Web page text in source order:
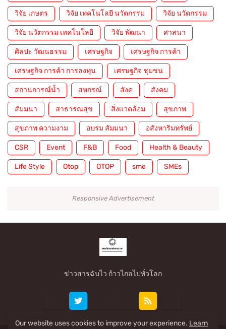
วิจัย เกษตร วิจัย เทคโนโลยี นวัตกรรม วิจัย นวัตกรรม
วิจัย นวัตกรรม เทคโนโลยี วิจัย พัฒนา ศาสนา
ศิลปะ วัฒนธรรม เศรษฐกิจ เศรษฐกิจ การค้า
เศรษฐกิจ การค้า การลงทุน เศรษฐกิจ ชุมชน
สถานการณ์น้ำ สหกรณ์ สังค สังคม
สัมมนา สาธารณสุข สิ่งแวดล้อม สุขภาพ
สุขภาพ ความงาม อบรม สัมมนา อสังหาริมทรัพย์
CSR Event F&B Food Health & Beauty
Life Style Otop OTOP sme SMEs
Responsive Advertisement
ข่าวสารฉับไว ก้าวไกลไปทั่วโลก
Our website uses cookies to improve your experience. Learn